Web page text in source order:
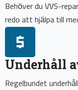
Behöver du VVS-
redo att hjälpa till
Underhåll
Regelbundet